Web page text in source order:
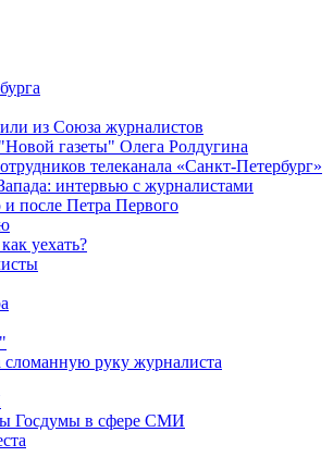
из Союза журналистов
газеты" Олега Ролдугина
телеканала «Санкт-Петербург»
интервью с журналистами
и после Петра Первого
уехать?
сломанную руку журналиста
Госдумы в сфере СМИ